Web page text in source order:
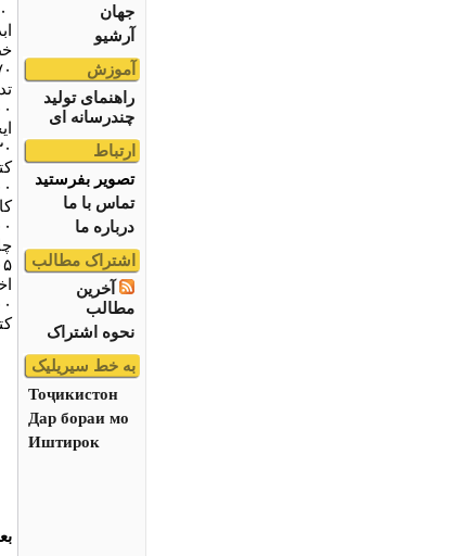
جهان
آرشیو
آموزش
راهنمای تولید
چندرسانه ای
ارتباط
تصویر بفرستید
تماس با ما
درباره ما
اشتراک مطالب
آخرین
مطالب
نحوه اشتراک
به خط سیریلیک
Тоҷикистон
Дар бораи мо
Иштирок